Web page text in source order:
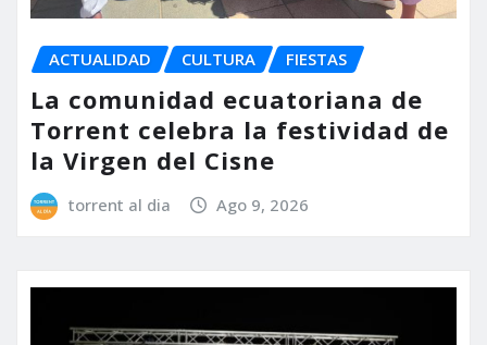
ACTUALIDAD CULTURA FIESTAS
La comunidad ecuatoriana de
Torrent celebra la festividad de
la Virgen del Cisne
torrent al dia Ago 9, 2026